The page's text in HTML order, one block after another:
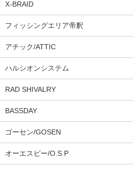
X-BRAID
フィッシングエリア帝釈
アチック/ATTIC
ハルシオンシステム
RAD SHIVALRY
BASSDAY
ゴーセン/GOSEN
オーエスピー/O.S.P